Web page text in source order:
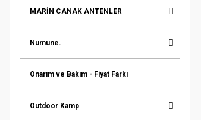
MARİN CANAK ANTENLER
Numune.
Onarım ve Bakım - Fiyat Farkı
Outdoor Kamp